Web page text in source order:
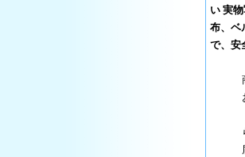
い 実
布、ベ
で、